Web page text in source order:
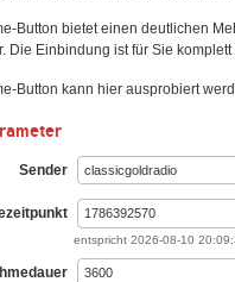
Button bietet einen deutlichen
Die Einbindung ist für Sie
Button kann hier ausprobiert
Sender
entspricht 2026-08-10